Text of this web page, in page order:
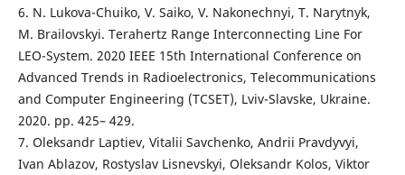
6. N. Lukova-Chuiko, V. Saiko, V. Nakonechnyi, T. Narytnyk,
M. Brailovskyi. Terahertz Range Interconnecting Line For
LEO-System. 2020 IEEE 15th International Conference on
Advanced Trends in Radioelectronics, Telecommunications
and Computer Engineering (TCSET), Lviv-Slavske, Ukraine.
2020. pp. 425– 429.
7. Oleksandr Laptiev, Vitalii Savchenko, Andrii Pravdyvyi,
Ivan Ablazov, Rostyslav Lisnevskyi, Oleksandr Kolos, Viktor